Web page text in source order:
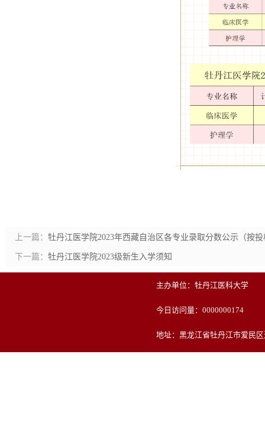
上一篇： 牡丹江医学院2023年西藏自治区各专业录取分数公示（按
下一篇： 牡丹江医学院2023级新生入学须知
主办单位：牡丹江医科大学
今日访问量： 0000000174
地址：黑龙江省牡丹江市爱民